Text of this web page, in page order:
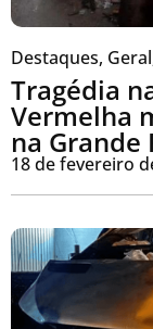
Destaques, Geral
Tragédia
Vermelha
na
18 de fevereiro